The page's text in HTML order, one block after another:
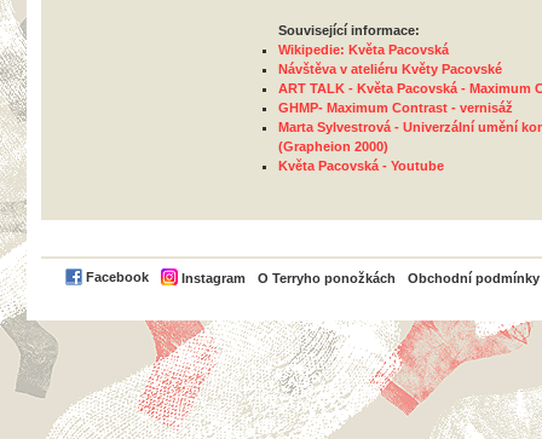
Související informace:
Wikipedie: Květa Pacovská
Návštěva v ateliéru Květy Pacovské
ART TALK - Květa Pacovská - Maximum
GHMP- Maximum Contrast - vernisáž
Marta Sylvestrová - Univerzální umění
(Grapheion 2000)
Květa Pacovská - Youtube
Facebook Instagram O Terryho ponožkách Obchodní podmínky
PayPal